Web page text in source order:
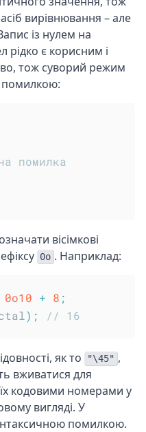
вирівнювання – але
із нулем на
рідко є корисним і
тож суворий режим
помилкою:
помилка
вісімкові
0o . Наприклад:
0o10 + 8 ;
) ; // 16
як то "\45" ,
вживатися для
кодовими номерами у
вигляді. У
помилкою.